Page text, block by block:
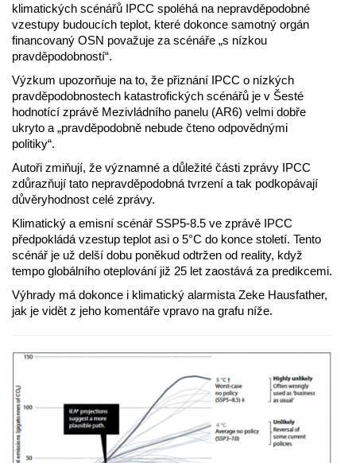
klimatických scénářů IPCC spoléhá na nepravděpodobné
vzestupy budoucích teplot, které dokonce samotný orgán
financovaný OSN považuje za scénáře „s nízkou
pravděpodobností“.
Výzkum upozorňuje na to, že přiznání IPCC o nízkých
pravděpodobnostech katastrofických scénářů je v Šesté
hodnotící zprávě Mezivládního panelu (AR6) velmi dobře
ukryto a „pravděpodobně nebude čteno odpovědnými
politiky“.
Autoři zmiňují, že významné a důležité části zprávy IPCC
zdůrazňují tato nepravděpodobná tvrzení a tak podkopávají
důvěryhodnost celé zprávy.
Klimatický a emisní scénář SSP5-8.5 ve zprávě IPCC
předpokládá vzestup teplot asi o 5°C do konce století. Tento
scénář je už delší dobu poněkud odtržen od reality, když
tempo globálního oteplování již 25 let zaostává za predikcemi.
Výhrady má dokonce i klimatický alarmista Zeke Hausfather,
jak je vidět z jeho komentáře vpravo na grafu níže.